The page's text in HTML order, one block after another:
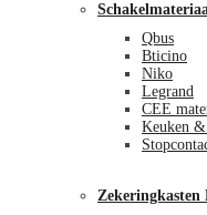
Qbus
Bticino
Niko
Legrand
CEE
Keuken
Zekeringkasten